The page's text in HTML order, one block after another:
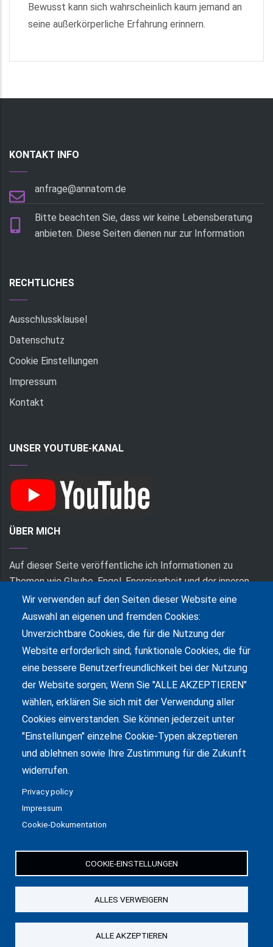
Wir verwenden auf den Seiten dieser Website eine
Auswahl an eigenen und fremden Cookies:
Unverzichtbare Cookies, die für die Nutzung der
Website erforderlich sind; funktionale Cookies, die für
eine bessere Benutzerfreundlichkeit bei der Nutzung
der Website sorgen; Wenn Sie "ALLE AKZEPTIEREN"
wählen, erklären Sie sich mit der Verwendung aller
Cookies einverstanden. Sie können jederzeit unter
"Einstellungen" einzelne Cookie-Typen akzeptieren
und ablehnen sowie Ihre Zustimmung für die Zukunft
widerrufen.
Privacy policy
Impressum
Cookie-Dokumentation
COOKIE-EINSTELLUNGEN
ALLES VERWEIGERN
ALLE AKZEPTIEREN
Bewusst kann sich wahrscheinlich kaum jemand an
seine außerkörperliche Erfahrung erinnern.
KONTAKT INFO
anfrage@annatom.de
Bitte beachten Sie, dass wir keine Lebensberatung
anbieten. Diese Seiten dienen nur zur Information
RECHTLICHES
Ausschlussklausel
Datenschutz
Cookie Einstellungen
Impressum
Kontakt
UNSER YOUTUBE-KANAL
ÜBER MICH
Auf dieser Seite veröffentliche ich Informationen zu
Themen wie Glaube, Engel, Energiearbeit und der inneren
Alchemie. Da ich einen Youtube Kanal betreibe, sind hier
auch die Videos platziert. Ich hoffe, Sie finden etwas
interessantes.
LESEEMPFEHLUNG
AURA SEHEN
AUSSERKÖRPERLICHE ERFAHRUNG
© Copyright 2024
Folge mir auf Facebook